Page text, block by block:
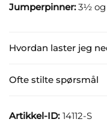
Hvordan laster jeg
Ofte stilte spørsmål
Jumperpinner:3½ og
Artikkel-ID: 14112-S